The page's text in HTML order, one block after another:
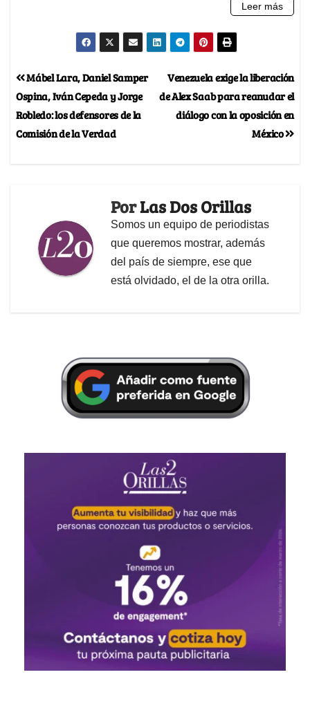
Venezuela exige la liberación
de Alex Saab para reanudar el
diálogo con la oposición en
México
Mábel Lara, Daniel Samper
Ospina, Iván Cepeda y Jorge
Robledo: los defensores de la
Comisión de la Verdad
PorLas Dos Orillas
Somos un equipo de periodistas
que queremos mostrar, además
del país de siempre, ese que
está olvidado, el de la otra orilla.